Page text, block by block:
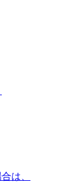
は、